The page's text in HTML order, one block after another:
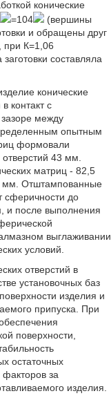
конические
=104
(вершины
и обращены друг
при К=1,06
составляла
конические
контакт с
между
опытным
формовали
43 мм.
матриц - 82,5
мм. Отштампованные
сферичности до
и после выполнения
выглаживании
условий.
отверстий в
установочных баз
изделия и
припуска. При
поверхности,
остаточных
за
изделия.